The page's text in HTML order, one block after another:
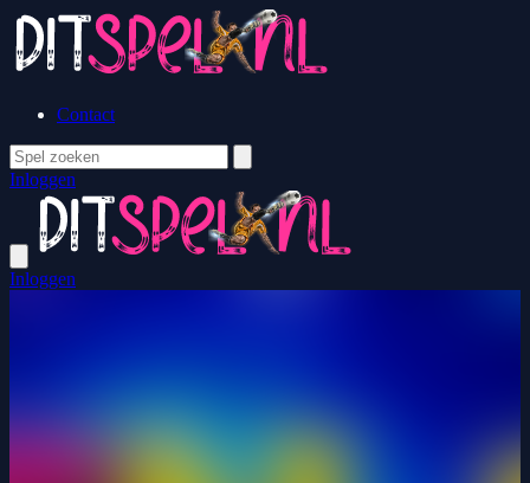
Contact
Inloggen
Inloggen